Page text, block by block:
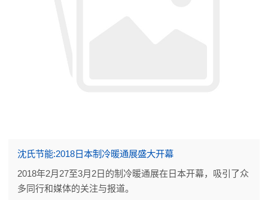
沈氏节能:2018日本制冷暖通展盛大开幕
2018年2月27至3月2日的制冷暖通展在日本开幕，吸引了众
多同行和媒体的关注与报道。